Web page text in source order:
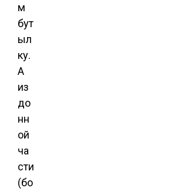
м
бут
ыл
ку.
А
из
до
нн
ой
ча
сти
(бо